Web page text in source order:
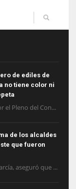
de ediles de
no tiene color ni
el Pleno del Con...
de los alcaldes
que fueron
aseguró que ...